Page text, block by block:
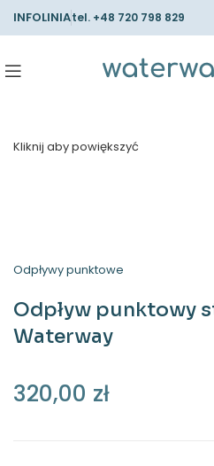
INFOLINIAtel. +48 720 798 829
Kliknij aby powiększyć
Odpływy punktowe
Odpływ punktowy
Waterway
320,00 zł